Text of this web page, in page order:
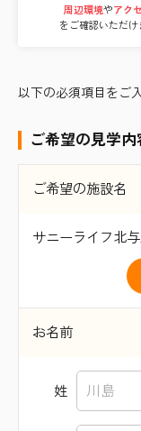
周辺環境やアク
をご確認いただけ
以下の必須項目をご
ご希望の見学
ご希望の施設名
サニーライフ北
お名前
姓